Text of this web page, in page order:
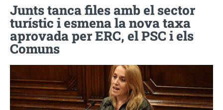
Junts tanca files amb el sector
turístic i esmena la nova taxa
aprovada per ERC, el PSC i els
Comuns